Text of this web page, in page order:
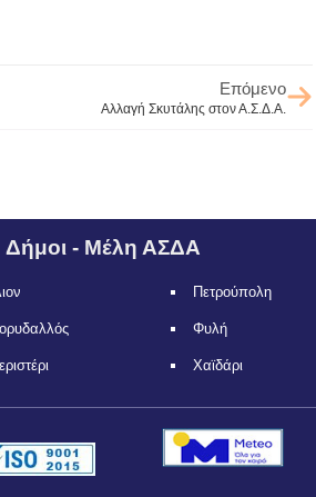
Επόμενο
Αλλαγή Σκυτάλης στον Α.Σ.Δ.Α.
Δήμοι - Μέλη ΑΣΔΑ
Πετρούπολη
Φυλή
Χαϊδάρι